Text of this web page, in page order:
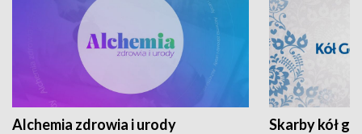
Alchemia zdrowia i urody Skarby kół